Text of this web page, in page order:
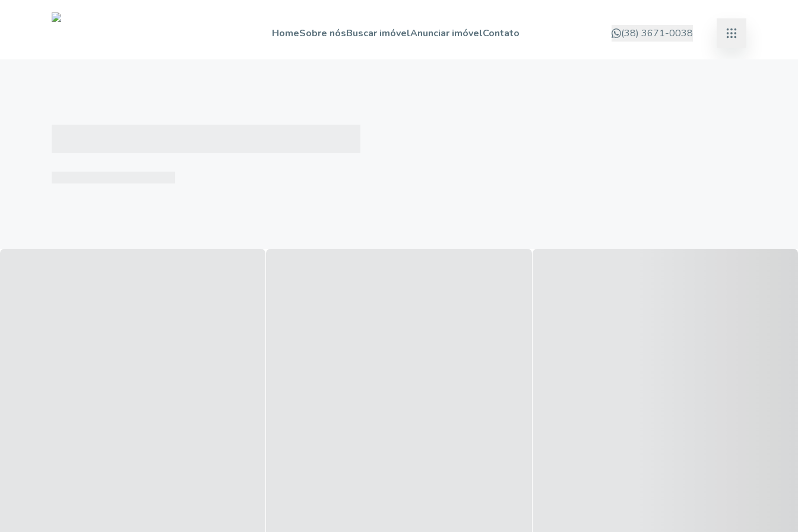
HomeSobre nósBuscar imóvelAnunciar imóvelContato (38) 3671-0038